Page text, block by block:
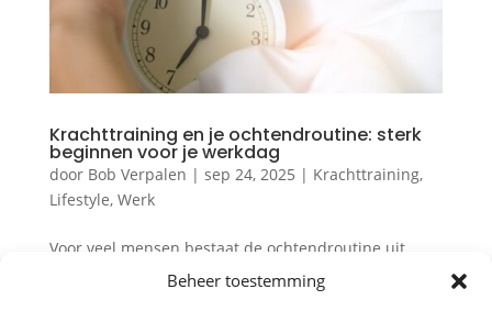
Beheer toestemming
Krachttraining en je ochtendroutine: sterk
beginnen voor je werkdag
door Bob Verpalen | sep 24, 2025 | Krachttraining,
Lifestyle, Werk
Voor veel mensen bestaat de ochtendroutine uit
haastig douchen, koffie drinken en de deur uit
rennen. Maar wat als je je dag zou starten met